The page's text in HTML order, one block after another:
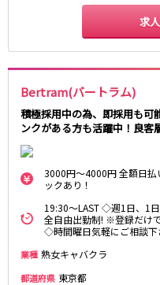
求
Bertram(バートラム)
積極採用中の為、即採用も
ンクがある方も活躍中！良
3000円～4000円 全額日
ックあり！
19:30～LAST ◇週1日、1
全自由出勤制! ※登録だけ
◇時間曜日気軽にご相談下
業種 熟女キャバクラ
都道府県 東京都
JR八高線(八王子～高
東武野田線
大宮駅
小田急江ノ島線
大和駅
相模大野駅
鶴間駅